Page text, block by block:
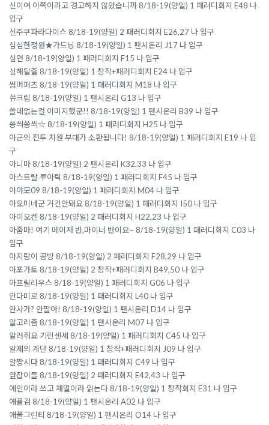
신이여 이쪽이라고 경고하지 않았습니까 8/18-19(양일) 1 패러디회지 E48 나
입구
신주쿠파라다이스 8/18-19(양일) 2 패러디회지 E26,27 나 입구
심심한정원★가드닝 8/18-19(양일) 1 팬시온리 J17 나 입구
심연 8/18-19(양일) 1 패러디회지 F15 나 입구
심해탈출 8/18-19(양일) 1 창작+패러디회지 E24 나 입구
썸머퍼즈 8/18-19(양일) 1 패러디회지 M18 나 입구
쓔크림 8/18-19(양일) 1 팬시온리 G13 나 입구
쓸데없는걸 이미지했군!! 8/18-19(양일) 1 팬시온리 B39 나 입구
씅씌씅씌☆ 8/18-19(양일) 1 패러디회지 H25 나 입구
아군의 전투 지원 부대가 소환됩니다! 8/18-19(양일) 1 패러디회지 E19 나 입
구
아니마 8/18-19(양일) 2 팬시온리 K32,33 나 입구
아스트랄 루아틱 8/18-19(양일) 1 패러디회지 F45 나 입구
아야모09 8/18-19(양일) 1 패러디회지 M04 나 입구
아오미네군 거긴안돼요 8/18-19(양일) 1 패러디회지 I50 나 입구
아이오켄 8/18-19(양일) 2 패러디회지 H22,23 나 입구
아줌마! 여기 메이저 반,마이너 반이요~ 8/18-19(양일) 1 패러디회지 C03 나
입구
아지랑이 공방 8/18-19(양일) 2 패러디회지 F28,29 나 입구
아포가토 8/18-19(양일) 2 창작+패러디회지 B49,50 나 입구
아프릴리우스 8/18-19(양일) 1 패러디회지 G06 나 입구
안다미로 8/18-19(양일) 1 패러디회지 L40 나 입구
안사가? 안팔아! 8/18-19(양일) 1 팬시온리 D14 나 입구
알고리즘 8/18-19(양일) 1 팬시온리 M07 나 입구
알려줘요 기린센세 8/18-19(양일) 1 패러디회지 C45 나 입구
알제의 계단 8/18-19(양일) 1 창작+패러디회지 J09 나 입구
알짱시다 8/18-19(양일) 1 패러디회지 C49 나 입구
앞잡이들 8/18-19(양일) 2 패러디회지 E42,43 나 입구
애인이라 쓰고 재떨이라 읽는다 8/18-19(양일) 1 창작회지 E31 나 입구
애플검 8/18-19(양일) 1 팬시온리 A02 나 입구
애플그린티 8/18-19(양일) 1 팬시온리 O14 나 입구